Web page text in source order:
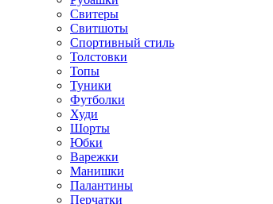
Свитеры
Свитшоты
Спортивный стиль
Толстовки
Топы
Туники
Футболки
Худи
Шорты
Юбки
Варежки
Манишки
Палантины
Перчатки